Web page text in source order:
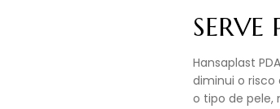
SERVE
Hansaplast
diminui o risco
o tipo de pele,